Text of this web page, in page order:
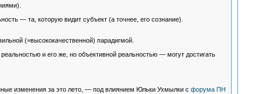
— та, которую видит субъект (а точнее, его сознание).
(=высококачественной) парадигмой.
и его же, но объективной реальностью — могут достигать
изменения за это лето, — под влиянием Юльки Ухмылки с форума ПН